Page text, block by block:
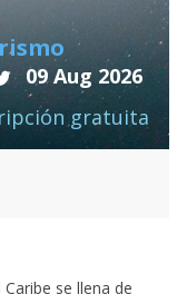
09 Aug 2026
gratuita
se llena de